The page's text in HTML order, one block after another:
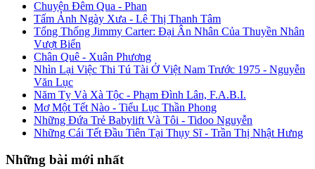
Chuyện Đêm Qua - Phan
Tấm Ảnh Ngày Xưa - Lê Thị Thanh Tâm
Tổng Thống Jimmy Carter: Đại Ân Nhân Của Thuyền Nhân
Vượt Biển
Chân Quê - Xuân Phương
Nhìn Lại Việc Thi Tú Tài Ở Việt Nam Trước 1975 - Nguyễn
Văn Lục
Năm Tỵ Và Xà Tộc - Phạm Đình Lân, F.A.B.I.
Mơ Một Tết Nào - Tiểu Lục Thần Phong
Những Đứa Trẻ Babylift Và Tôi - Tidoo Nguyễn
Những Cái Tết Đầu Tiên Tại Thụy Sĩ - Trần Thị Nhật Hưng
Những bài mới nhất